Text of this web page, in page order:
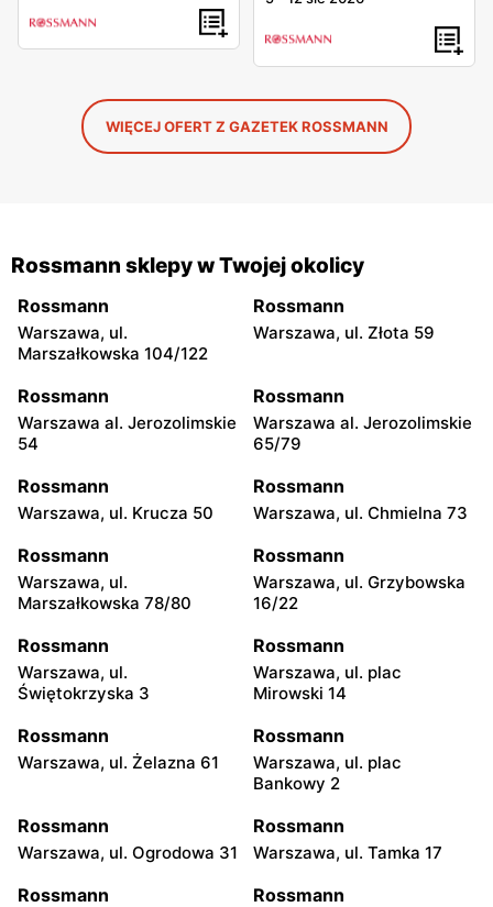
WIĘCEJ OFERT Z GAZETEK ROSSMANN
Rossmann sklepy w Twojej okolicy
Rossmann
Warszawa, ul.
Marszałkowska 104/122
Rossmann
Warszawa, ul. Złota 59
Rossmann
Warszawa al. Jerozolimskie
54
Rossmann
Warszawa al. Jerozolimskie
65/79
Rossmann
Warszawa, ul. Krucza 50
Rossmann
Warszawa, ul. Chmielna 73
Rossmann
Warszawa, ul.
Marszałkowska 78/80
Rossmann
Warszawa, ul. Grzybowska
16/22
Rossmann
Warszawa, ul.
Świętokrzyska 3
Rossmann
Warszawa, ul. plac
Mirowski 14
Rossmann
Warszawa, ul. Żelazna 61
Rossmann
Warszawa, ul. plac
Bankowy 2
Rossmann
Warszawa, ul. Ogrodowa 31
Rossmann
Warszawa, ul. Tamka 17
Rossmann Rossmann